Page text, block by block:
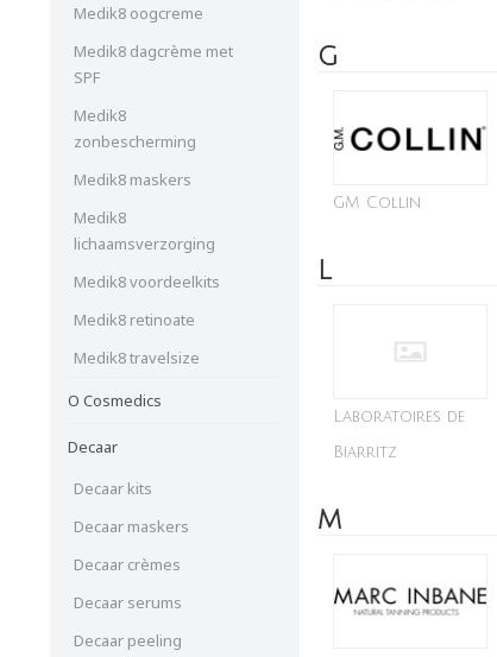
Medik8 oogcreme
Medik8 dagcrème met
SPF
Medik8
zonbescherming
Medik8 maskers
Medik8
lichaamsverzorging
Medik8 voordeelkits
Medik8 retinoate
Medik8 travelsize
O Cosmedics
Decaar
Decaar kits
Decaar maskers
Decaar crèmes
Decaar serums
Decaar peeling
G
GM Collin
L
Laboratoires de
Biarritz
M